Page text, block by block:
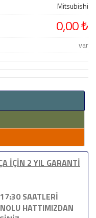
Mitsubishi
0,00 ₺
var
İÇİN 2 YIL GARANTİ
SAATLERİ
HATTIMIZDAN